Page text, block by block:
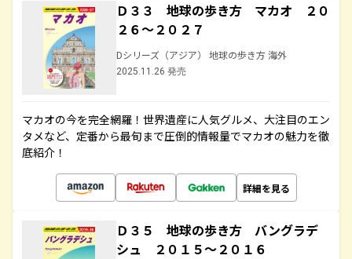
Ｄ３３ 地球の歩き方 マカオ ２０
２６～２０２７
Dシリーズ（アジア） 地球の歩き方 海外
2025.11.26 発売
マカオの今を完全網羅！世界遺産に人気グルメ、大注目のエン
タメなど、定番から最旬まで圧倒的情報量でマカオの魅力を徹
底紹介！
詳細を見る
Ｄ３５ 地球の歩き方 バングラデ
シュ ２０１５～２０１６